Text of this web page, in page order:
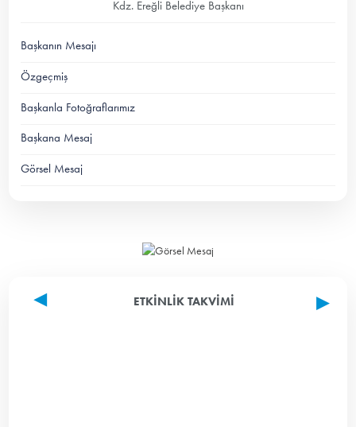
Kdz. Ereğli Belediye Başkanı
Başkanın Mesajı
Özgeçmiş
Başkanla Fotoğraflarımız
Başkana Mesaj
Görsel Mesaj
ETKINLIK TAKVIMI